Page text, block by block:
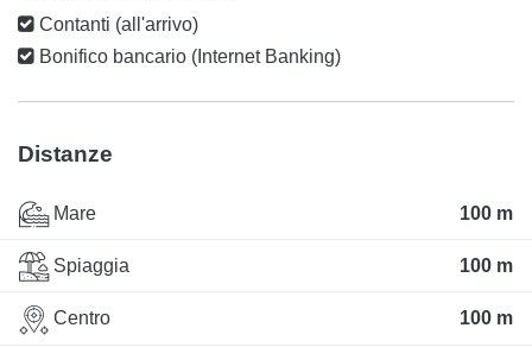
Contanti (all'arrivo)
Bonifico bancario (Internet Banking)
Distanze
Mare 100 m
Spiaggia 100 m
Centro 100 m